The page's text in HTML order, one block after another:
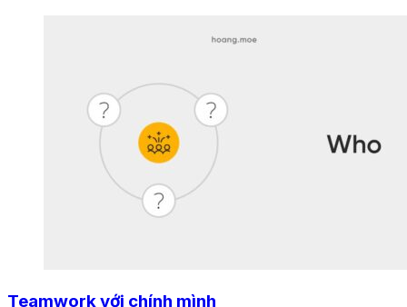
Teamwork với chính mình